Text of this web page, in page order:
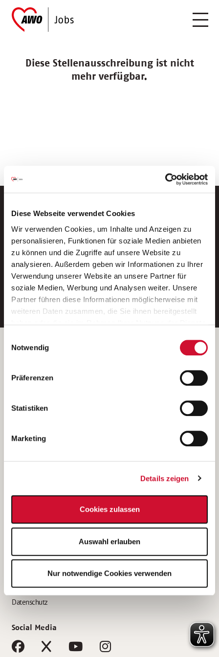
Diese Webseite verwendet Cookies
Wir verwenden Cookies, um Inhalte und Anzeigen zu
personalisieren, Funktionen für soziale Medien anbieten
zu können und die Zugriffe auf unsere Website zu
analysieren. Außerdem geben wir Informationen zu Ihrer
Verwendung unserer Website an unsere Partner für
soziale Medien, Werbung und Analysen weiter. Unsere
Partner führen diese Informationen möglicherweise mit
weiteren Daten zusammen, die Sie ihnen bereitgestellt
Wenn Sie auf „Cookies zulassen“ klicken, so stimmen
Sie der Speicherung sämtlicher Cookies zu. Sie können
Ihre Einwilligung selbstverständlich jederzeit widerrufen,
indem Sie die Cookie-Einstellungen aufrufen und diese
unsererDatenschutzerklärung
Notwendig
Präferenzen
Statistiken
Marketing
Details zeigen
Cookies zulassen
Auswahl erlauben
Nur notwendige Cookies verwenden
Diese Stellenausschreibung ist nicht
mehr verfügbar.
Neue Stellen per E-Mail.
Ein kostenloser Service von AWO
Jobs.
E-Mail-Adresse eintragen
Betreiber der Webseite
Kantstraße 45a
(Ein Tochterunternehmen des AWO Bezirksverbandes Unterfranken
e.V.)
Bewerbung als Altenpflegehelfer*in
Bewerbung als Erzieher*in
AWO Gliederungen nach Bundesland
Impressum
Datenschutz
Social Media